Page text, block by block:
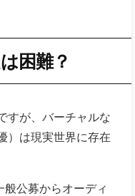
困難？
すが、バーチャルな
）は現実世界に存在
公募からオーディ